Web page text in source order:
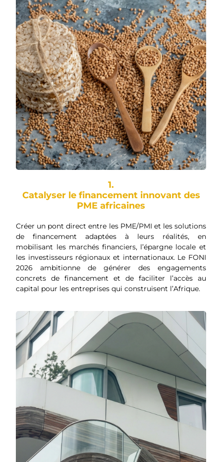
1.
Catalyser le financement innovant des
PME africaines
Créer un pont direct entre les PME/PMI et les solutions
de financement adaptées à leurs réalités, en
mobilisant les marchés financiers, l’épargne locale et
les investisseurs régionaux et internationaux. Le FONI
2026 ambitionne de générer des engagements
concrets de financement et de faciliter l’accès au
capital pour les entreprises qui construisent l’Afrique.